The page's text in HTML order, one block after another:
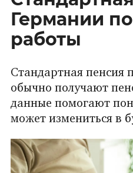
Германии
работы
Стандартная пенсия
обычно получают
данные помогают
может измениться в